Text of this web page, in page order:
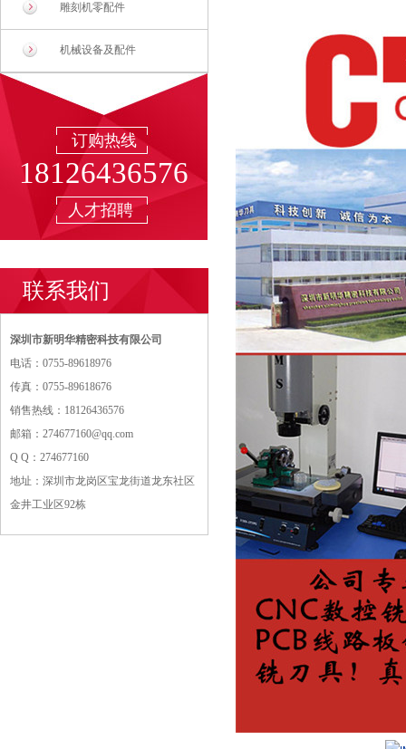
雕刻机零配件
机械设备及配件
订购热线
18126436576
人才招聘
联系我们
深圳市新明华精密科技有限公司
电话：0755-89618976
传真：0755-89618676
销售热线：18126436576
邮箱：274677160@qq.com
Q Q：274677160
地址：深圳市龙岗区宝龙街道龙东社区
金井工业区92栋